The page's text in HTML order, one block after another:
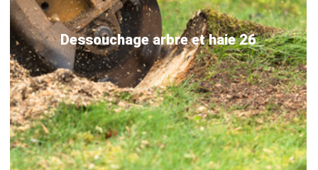
Dessouchage arbre et haie 26